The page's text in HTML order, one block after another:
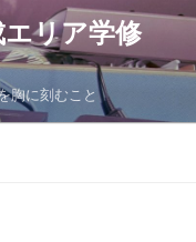
リア学修
胸に刻むこと